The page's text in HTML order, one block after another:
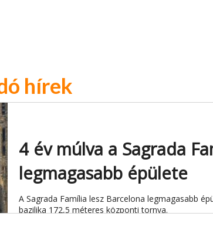
hírek
4 év múlva a Sagrada
legmagasabb épülete
A Sagrada Família lesz Barcelona legmagasabb
bazilika 172,5 méteres központi tornya.